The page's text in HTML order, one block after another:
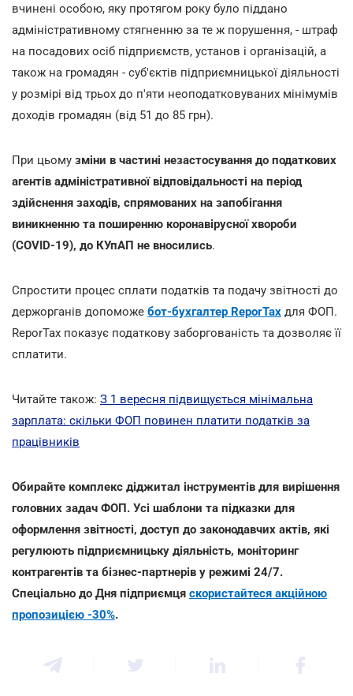
вчинені особою, яку протягом року було піддано
адміністративному стягненню за те ж порушення, - штраф
на посадових осіб підприємств, установ і організацій, а
також на громадян - суб'єктів підприємницької діяльності
у розмірі від трьох до п'яти неоподатковуваних мінімумів
доходів громадян (від 51 до 85 грн).
При цьому зміни в частині незастосування до податкових
агентів адміністративної відповідальності на період
здійснення заходів, спрямованих на запобігання
виникненню та поширенню коронавірусної хвороби
(COVID-19), до КУпАП не вносились.
Спростити процес сплати податків та подачу звітності до
держорганів допоможе бот-бухгалтер ReporTax для ФОП.
ReporTax показує податкову заборгованість та дозволяє її
cплатити.
Читайте також: З 1 вересня підвищується мінімальна
зарплата: скільки ФОП повинен платити податків за
працівників
Обирайте комплекс діджитал інструментів для вирішення
головних задач ФОП. Усі шаблони та підказки для
оформлення звітності, доступ до законодавчих актів, які
регулюють підприємницьку діяльність, моніторинг
контрагентів та бізнес-партнерів у режимі 24/7.
Спеціально до Дня підприємця скористайтеся акційною
пропозицією -30%.